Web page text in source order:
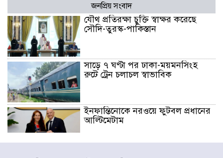
জনপ্রিয় সংবাদ
যৌথ প্রতিরক্ষা চুক্তি স্বাক্ষর করেছে
সৌদি-তুরস্ক-পাকিস্তান
সাড়ে ৭ ঘণ্টা পর ঢাকা-ময়মনসিংহ
রুটে ট্রেন চলাচল স্বাভাবিক
ইনফান্তিনোকে নরওয়ে ফুটবল প্রধানের
আল্টিমেটাম